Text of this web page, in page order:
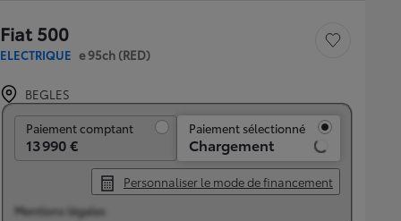
Fiat 500
ELECTRIQUE e 95ch (RED)
Sauvegarder le
BEGLES
Paiement comptant
13 990 €
Paiement sélectionné
Chargement
Personnaliser le mode de financement
Mentions légales